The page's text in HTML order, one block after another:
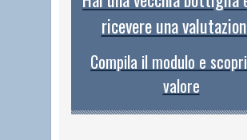
ricevere una
Compila il modulo e
valore